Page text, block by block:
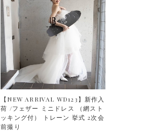
【NEW ARRIVAL WD123】新作入
荷 /フェザー ミニドレス （網スト
ッキング付） トレーン 挙式 2次会
前撮り